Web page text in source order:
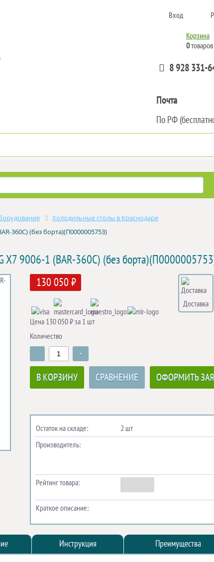
Вход
Корзина
0товаров
8 928 331-
Почта
По РФ
Холодильные столы в Краснодаре
360С) (без борта)(П0000005753)
X7 9006-1 (BAR-360С) (без
130 050 ₽
Доставка
Цена 130 050 ₽ за 1 шт
Количество
- +
В КОРЗИНУ СРАВНЕНИЕ ОФОРМИТЬ
Остаток на складе:
2 шт
Производитель:
Рейтинг товара:
Краткое описание:
Инструкция Преимущества